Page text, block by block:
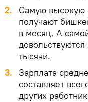
Самую высокую
получают
в месяц. А
тысячи.
Зарплата
составляет
других